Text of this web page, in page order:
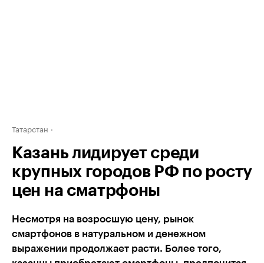
Татарстан
Казань лидирует среди
крупных городов РФ по росту
цен на сматрфоны
Несмотря на возросшую цену, рынок
смартфонов в натуральном и денежном
выражении продолжает расти. Более того,